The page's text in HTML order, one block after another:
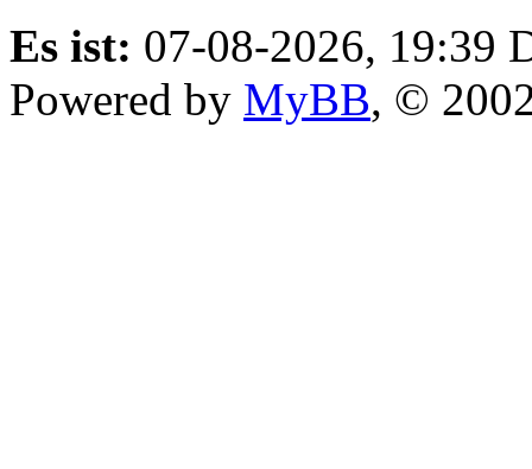
Es ist: 07-08-2026, 19:39
Powered by MyBB, ©